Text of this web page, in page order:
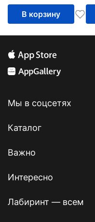
В корзину
Мы в соцсетях
Каталог
Важно
Интересно
Лабиринт — всем